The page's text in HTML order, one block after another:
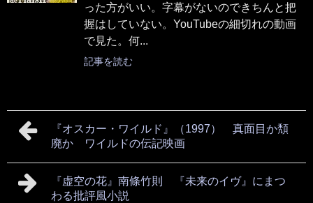
った方がいい。字幕がないのできちんと把
握はしていない。YouTubeの細切れの動画
で見た。何...
記事を読む
『オスカー・ワイルド』（1997） 真面目か頽
廃か ワイルドの伝記映画
『虚空の花』南條竹則 『未来のイヴ』にまつ
わる批評風小説